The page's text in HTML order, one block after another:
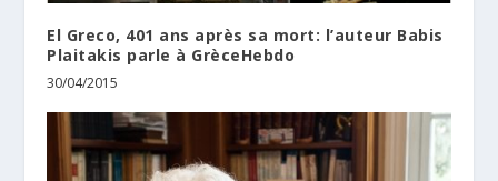
El Greco, 401 ans après sa mort: l’auteur Babis
Plaitakis parle à GrèceHebdo
30/04/2015